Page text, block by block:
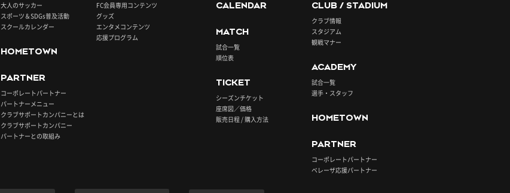
大人のサッカー
スポーツ＆SDGs普及活動
スクールカレンダー
HOMETOWN
PARTNER
コーポレートパートナー
パートナーメニュー
クラブサポートカンパニーとは
クラブサポートカンパニー
パートナーとの取組み
FC会員専用コンテンツ
グッズ
エンタメコンテンツ
応援プログラム
CALENDAR
MATCH
試合一覧
順位表
TICKET
シーズンチケット
座席図／価格
販売日程 / 購入方法
CLUB / STADIUM
クラブ情報
スタジアム
観戦マナー
ACADEMY
試合一覧
選手・スタッフ
HOMETOWN
PARTNER
コーポレートパートナー
ベレーザ応援パートナー